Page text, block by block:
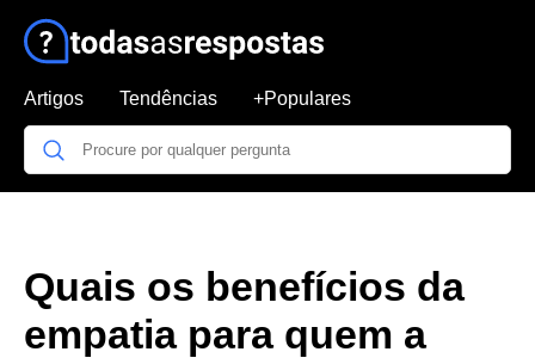
Artigos Tendências +Populares
Quais os benefícios da
empatia para quem a